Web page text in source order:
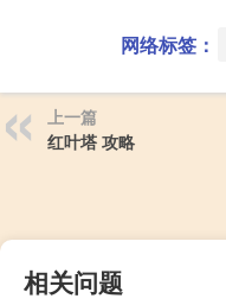
网络标签：
上一篇
红叶塔 攻略
相关问题